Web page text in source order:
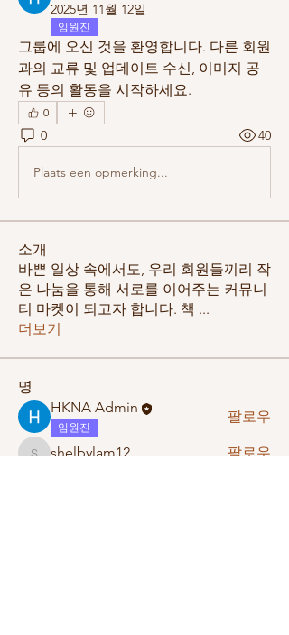
2025년 11월 12일
임원진
그룹에 오신 것을 환영합니다. 다른 회원
과의 교류 및 업데이트 수신, 이미지 공
유 등의 활동을 시작하세요.
0
0 40
Plaats een opmerking...
소개
바쁜 일상 속에서도, 우리 회원들끼리 작
은 나눔을 통해 서로를 이어주는 커뮤니
티 마켓이 되고자 합니다. 책 ...
더보기
명
HKNA Admin
임원진
팔로우
shelbylam12 팔로우